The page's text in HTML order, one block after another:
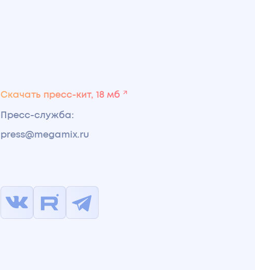
Скачать пресс-кит, 18 мб
Пресс-служба:
press@megamix.ru